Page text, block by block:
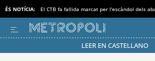
ÉS NOTÍCIA: El CTB fa fallida marcat per l'escàndol dels
LEER EN CASTELLANO